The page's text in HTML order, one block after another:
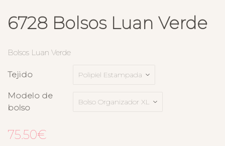
6728 Bolsos Luan Verde
Bolsos Luan Verde
Tejido
Modelo de
bolso
75.50€